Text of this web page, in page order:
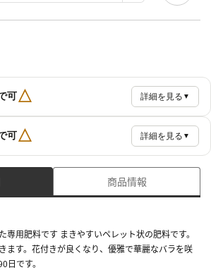
可△ 詳細を見る ▼
可△ 詳細を見る ▼
商品情報
専用肥料です まきやすいペレット状の肥料です。
ます。花付きが良くなり、優雅で華麗なバラを咲
日です。